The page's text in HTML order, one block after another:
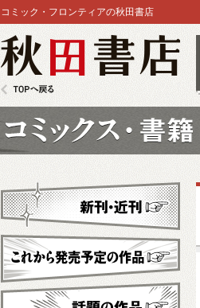
コミック・フロンティアの秋田書店
新刊・近刊
これから発売予定